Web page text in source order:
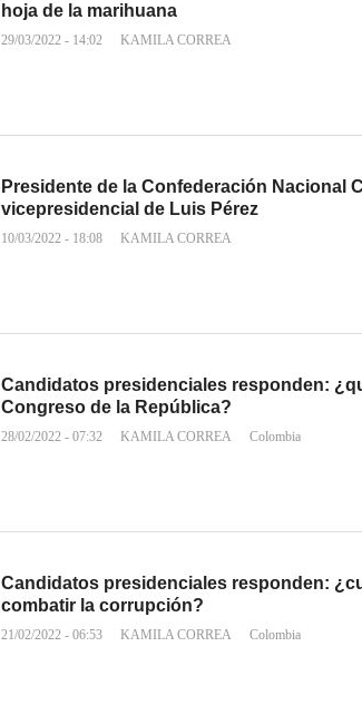
hoja de la marihuana
29/03/2022 - 14:02 KAMILA CORREA
Presidente de la Confederación Nacional
vicepresidencial de Luis Pérez
10/03/2022 - 18:08 KAMILA CORREA
Candidatos presidenciales responden:
Congreso de la República?
28/02/2022 - 07:32 KAMILA CORREA Colombia
Candidatos presidenciales responden:
combatir la corrupción?
21/02/2022 - 06:53 KAMILA CORREA Colombia